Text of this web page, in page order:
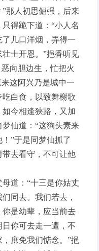
那人初思倔强，后来
得跪下道：“小人名
几口洋烟，弄得一
士开恩。”挹香听见
向胆边生，忙把火
这阿兴乃是城中一
白食，以致舞榭歌
今相逢狭路，又加
仙道：“这狗头素来
”于是同梦仙抓了
去看守，不可让他
道：“十三是你姑丈
同去。我们若去，
是幼辈，应当前去
你可去走一遭，不
庶免我们惦念。”挹